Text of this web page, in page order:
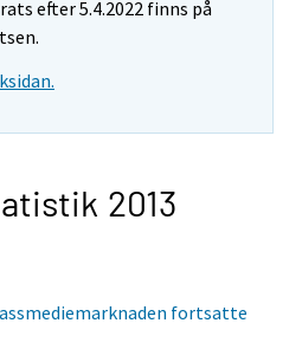
efter 5.4.2022 finns på
2013
fortsatte